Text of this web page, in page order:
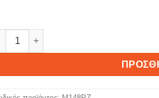
Flash ποσότητα